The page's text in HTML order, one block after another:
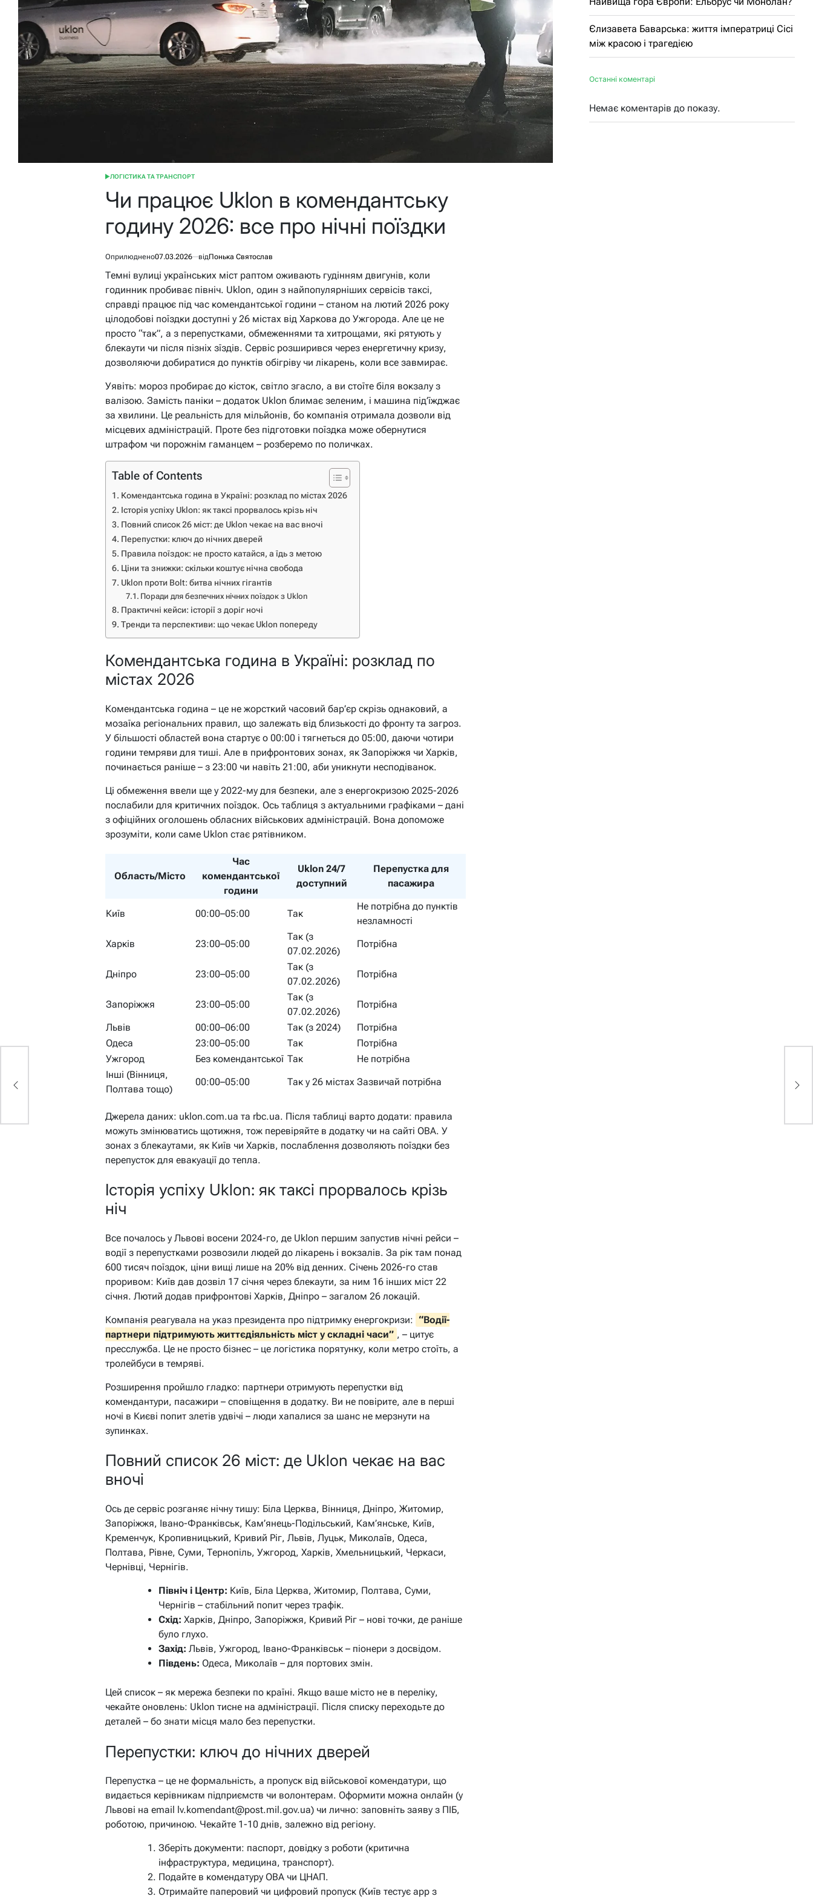
ОПУБЛІКУВАТИ
ЛОГІСТИКА ТА ТРАНСПОРТ
Чи працює Uklon в комендантську
годину 2026: все про нічні поїздки
Оприлюднено07.03.2026 відПонька Святослав
Темні вулиці українських міст раптом оживають гудінням двигунів, коли
годинник пробиває північ. Uklon, один з найпопулярніших сервісів таксі,
справді працює під час комендантської години – станом на лютий 2026 року
цілодобові поїздки доступні у 26 містах від Харкова до Ужгорода. Але це не
просто “так”, а з перепустками, обмеженнями та хитрощами, які рятують у
блекаути чи після пізніх зїздів. Сервіс розширився через енергетичну кризу,
дозволяючи добиратися до пунктів обігріву чи лікарень, коли все завмирає.
Уявіть: мороз пробирає до кісток, світло згасло, а ви стоїте біля вокзалу з
валізою. Замість паніки – додаток Uklon блимає зеленим, і машина під’їжджає
за хвилини. Це реальність для мільйонів, бо компанія отримала дозволи від
місцевих адміністрацій. Проте без підготовки поїздка може обернутися
штрафом чи порожнім гаманцем – розберемо по поличках.
Table of Contents
Комендантська година в Україні: розклад по містах 2026
Історія успіху Uklon: як таксі прорвалось крізь ніч
Повний список 26 міст: де Uklon чекає на вас вночі
Перепустки: ключ до нічних дверей
Правила поїздок: не просто катайся, а їдь з метою
Ціни та знижки: скільки коштує нічна свобода
Uklon проти Bolt: битва нічних гігантів
Поради для безпечних нічних поїздок з Uklon
Практичні кейси: історії з доріг ночі
Тренди та перспективи: що чекає Uklon попереду
Комендантська година в Україні: розклад по
містах 2026
Комендантська година – це не жорсткий часовий бар’єр скрізь однаковий, а
мозаїка регіональних правил, що залежать від близькості до фронту та загроз.
У більшості областей вона стартує о 00:00 і тягнеться до 05:00, даючи чотири
години темряви для тиші. Але в прифронтових зонах, як Запоріжжя чи Харків,
починається раніше – з 23:00 чи навіть 21:00, аби уникнути несподіванок.
Ці обмеження ввели ще у 2022-му для безпеки, але з енергокризою 2025-2026
послабили для критичних поїздок. Ось таблиця з актуальними графіками – дані
з офіційних оголошень обласних військових адміністрацій. Вона допоможе
зрозуміти, коли саме Uklon стає рятівником.
Область/Місто
Час
комендантської
години
Uklon 24/7
доступний
Перепустка для
пасажира
Київ 00:00–05:00 Так
Не потрібна до пунктів
незламності
Харків
23:00–05:00
Так (з
07.02.2026)
Потрібна
Дніпро 23:00–05:00
Так (з
07.02.2026)
Потрібна
Запоріжжя 23:00–05:00
Так (з
07.02.2026)
Потрібна
Львів
00:00–06:00 Так (з 2024)
Потрібна
Одеса
23:00–05:00 Так
Потрібна
Ужгород
Без комендантської Так
Не потрібна
Інші (Вінниця,
Полтава тощо)
00:00–05:00 Так у 26 містах Зазвичай потрібна
Джерела даних: uklon.com.ua та rbc.ua. Після таблиці варто додати: правила
можуть змінюватись щотижня, тож перевіряйте в додатку чи на сайті ОВА. У
зонах з блекаутами, як Київ чи Харків, послаблення дозволяють поїздки без
перепусток для евакуації до тепла.
Історія успіху Uklon: як таксі прорвалось крізь
ніч
Все почалось у Львові восени 2024-го, де Uklon першим запустив нічні рейси –
водії з перепустками розвозили людей до лікарень і вокзалів. За рік там понад
600 тисяч поїздок, ціни вищі лише на 20% від денних. Січень 2026-го став
проривом: Київ дав дозвіл 17 січня через блекаути, за ним 16 інших міст 22
січня. Лютий додав прифронтові Харків, Дніпро – загалом 26 локацій.
Компанія реагувала на указ президента про підтримку енергокризи: “Водії-
партнери підтримують життєдіяльність міст у складні часи” , – цитує
пресслужба. Це не просто бізнес – це логістика порятунку, коли метро стоїть, а
тролейбуси в темряві.
Розширення пройшло гладко: партнери отримують перепустки від
комендантури, пасажири – сповіщення в додатку. Ви не повірите, але в перші
ночі в Києві попит злетів удвічі – люди хапалися за шанс не мерзнути на
зупинках.
Повний список 26 міст: де Uklon чекає на вас
вночі
Ось де сервіс розганяє нічну тишу: Біла Церква, Вінниця, Дніпро, Житомир,
Запоріжжя, Івано-Франківськ, Кам’янець-Подільський, Кам’янське, Київ,
Кременчук, Кропивницький, Кривий Ріг, Львів, Луцьк, Миколаїв, Одеса,
Полтава, Рівне, Суми, Тернопіль, Ужгород, Харків, Хмельницький, Черкаси,
Чернівці, Чернігів.
Північ і Центр: Київ, Біла Церква, Житомир, Полтава, Суми,
Чернігів – стабільний попит через трафік.
Схід: Харків, Дніпро, Запоріжжя, Кривий Ріг – нові точки, де раніше
було глухо.
Захід: Львів, Ужгород, Івано-Франківськ – піонери з досвідом.
Південь: Одеса, Миколаїв – для портових змін.
Цей список – як мережа безпеки по країні. Якщо ваше місто не в переліку,
чекайте оновлень: Uklon тисне на адміністрації. Після списку переходьте до
деталей – бо знати місця мало без перепустки.
Перепустки: ключ до нічних дверей
Перепустка – це не формальність, а пропуск від військової комендатури, що
видається керівникам підприємств чи волонтерам. Оформити можна онлайн (у
Львові на email lv.komendant@post.mil.gov.ua) чи лично: заповніть заяву з ПІБ,
роботою, причиною. Чекайте 1-10 днів, залежно від регіону.
Зберіть документи: паспорт, довідку з роботи (критична
інфраструктура, медицина, транспорт).
Подайте в комендатуру ОВА чи ЦНАП.
Отримайте паперовий чи цифровий пропуск (Київ тестує app з
Єлизавета Баварська: життя імператриці Сісі
між красою і трагедією
Останні коментарі
Немає коментарів до показу.